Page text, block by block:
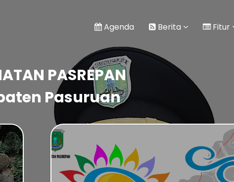
Agenda Berita Fitur
PASREPAN
Pasuruan